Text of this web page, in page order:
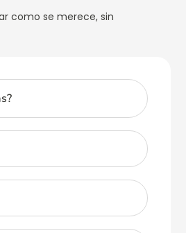
como se merece, sin